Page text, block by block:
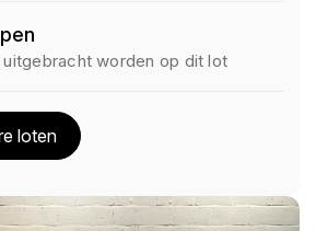
uitgebracht worden op dit lot
loten